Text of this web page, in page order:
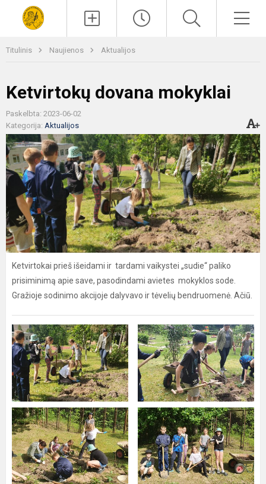
Titulinis Naujienos Aktualijos
Ketvirtokų dovana mokyklai
Paskelbta: 2023-06-02
Kategorija: Aktualijos
Ketvirtokai prieš išeidami ir tardami vaikystei „sudie“ paliko
prisiminimą apie save, pasodindami avietes mokyklos sode.
Gražioje sodinimo akcijoje dalyvavo ir tėvelių bendruomenė. Ačiū.